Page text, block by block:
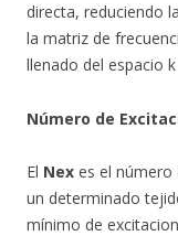
directa, reduciendo
la matriz de
llenado del espacio
Número de
El Nex es el número
un determinado
mínimo de